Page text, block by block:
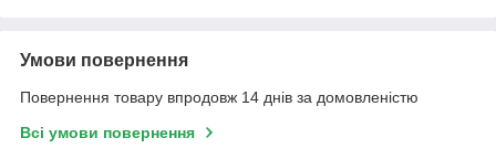
Умови повернення
Повернення товару впродовж 14 днів за домовленістю
Всі умови повернення